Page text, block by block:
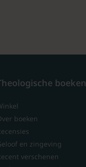
boeken
boeken
en zingeving
verschenen